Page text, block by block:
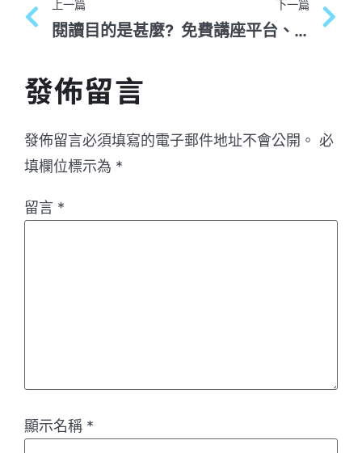
上一篇
閱讀目的是甚麼?
下一篇
免費講座平台、線上課程Top7彙整
發佈留言
發佈留言必須填寫的電子郵件地址不會公開。 必
填欄位標示為 *
留言 *
顯示名稱 *